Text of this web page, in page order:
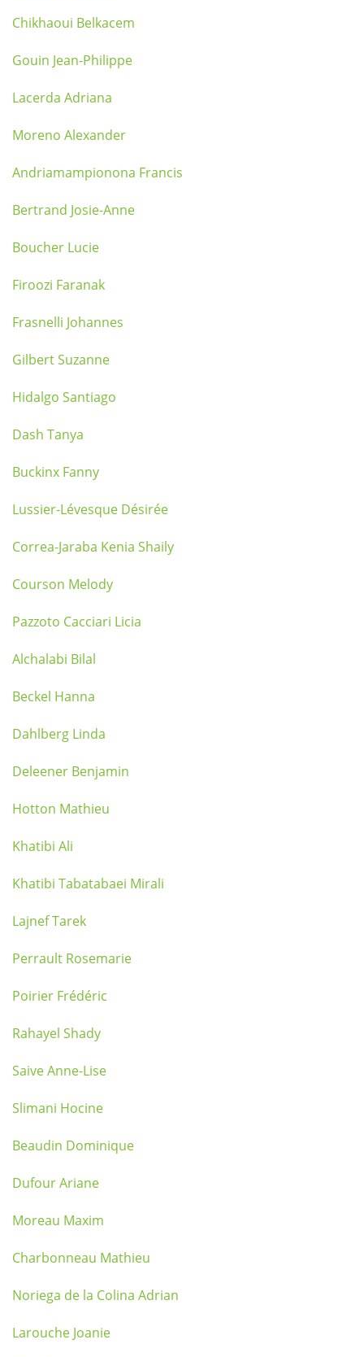
Chikhaoui Belkacem
Gouin Jean-Philippe
Lacerda Adriana
Moreno Alexander
Andriamampionona Francis
Bertrand Josie-Anne
Boucher Lucie
Firoozi Faranak
Frasnelli Johannes
Gilbert Suzanne
Hidalgo Santiago
Dash Tanya
Buckinx Fanny
Lussier-Lévesque Désirée
Correa-Jaraba Kenia Shaily
Courson Melody
Pazzoto Cacciari Licia
Alchalabi Bilal
Beckel Hanna
Dahlberg Linda
Deleener Benjamin
Hotton Mathieu
Khatibi Ali
Khatibi Tabatabaei Mirali
Lajnef Tarek
Perrault Rosemarie
Poirier Frédéric
Rahayel Shady
Saive Anne-Lise
Slimani Hocine
Beaudin Dominique
Dufour Ariane
Moreau Maxim
Charbonneau Mathieu
Noriega de la Colina Adrian
Larouche Joanie